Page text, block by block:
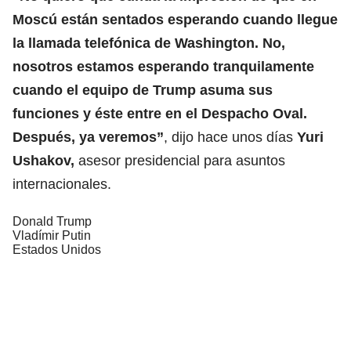
Moscú están sentados esperando cuando llegue
la llamada telefónica de Washington. No,
nosotros estamos esperando tranquilamente
cuando el equipo de Trump asuma sus
funciones y éste entre en el Despacho Oval.
Después, ya veremos”, dijo hace unos días Yuri
Ushakov, asesor presidencial para asuntos
internacionales.
Donald Trump
Vladímir Putin
Estados Unidos